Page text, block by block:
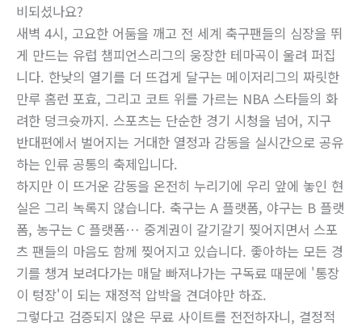
비되셨나요?
새벽 4시, 고요한 어둠을 깨고 전 세계 축구팬들의 심장을 뛰
게 만드는 유럽 챔피언스리그의 웅장한 테마곡이 울려 퍼집
니다. 한낮의 열기를 더 뜨겁게 달구는 메이저리그의 짜릿한
만루 홈런 포효, 그리고 코트 위를 가르는 NBA 스타들의 화
려한 덩크슛까지. 스포츠는 단순한 경기 시청을 넘어, 지구
반대편에서 벌어지는 거대한 열정과 감동을 실시간으로 공유
하는 인류 공통의 축제입니다.
하지만 이 뜨거운 감동을 온전히 누리기에 우리 앞에 놓인 현
실은 그리 녹록지 않습니다. 축구는 A 플랫폼, 야구는 B 플랫
폼, 농구는 C 플랫폼… 중계권이 갈기갈기 찢어지면서 스포
츠 팬들의 마음도 함께 찢어지고 있습니다. 좋아하는 모든 경
기를 챙겨 보려다가는 매달 빠져나가는 구독료 때문에 '통장
이 텅장'이 되는 재정적 압박을 견뎌야만 하죠.
그렇다고 검증되지 않은 무료 사이트를 전전하자니, 결정적